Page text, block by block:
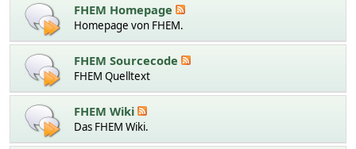
FHEM Homepage
Homepage von FHEM.
FHEM Sourcecode
FHEM Quelltext
FHEM Wiki
Das FHEM Wiki.